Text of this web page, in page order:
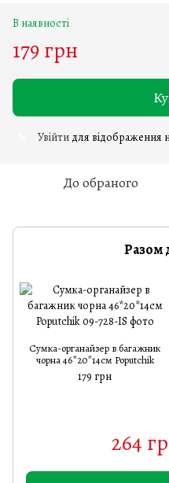
В наявності
179 грн
Увійти для відображення
До обраного
Сумка-органайзер в багажник
чорна 46*20*14см Poputchik
179 грн
264